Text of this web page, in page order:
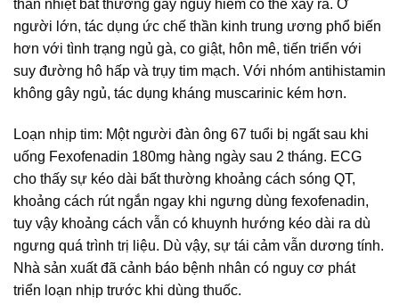
thân nhiệt bất thường gây nguy hiểm có thể xảy ra. Ở
người lớn, tác dụng ức chế thần kinh trung ương phổ biến
hơn với tình trạng ngủ gà, co giật, hôn mê, tiến triển với
suy đường hô hấp và trụy tim mạch. Với nhóm antihistamin
không gây ngủ, tác dụng kháng muscarinic kém hơn.
Loạn nhịp tim: Một người đàn ông 67 tuổi bị ngất sau khi
uống Fexofenadin 180mg hàng ngày sau 2 tháng. ECG
cho thấy sự kéo dài bất thường khoảng cách sóng QT,
khoảng cách rút ngắn ngay khi ngưng dùng fexofenadin,
tuy vậy khoảng cách vẫn có khuynh hướng kéo dài ra dù
ngưng quá trình trị liệu. Dù vậy, sự tái cảm vẫn dương tính.
Nhà sản xuất đã cảnh báo bệnh nhân có nguy cơ phát
triển loạn nhịp trước khi dùng thuốc.